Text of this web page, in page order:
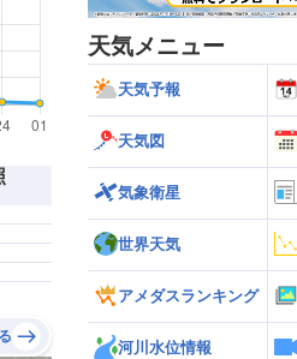
天気メニュー
天気予報
天気図
気象衛星
世界天気
アメダスランキング
河川水位情報